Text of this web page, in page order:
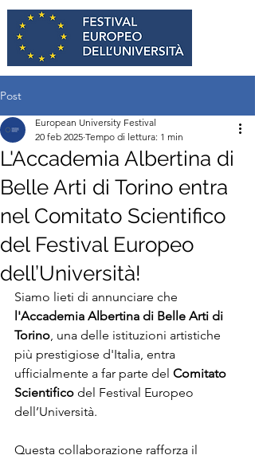
Post
L'Accademia Albertina di
Belle Arti di Torino entra
nel Comitato Scientifico
del Festival Europeo
dell’Università!
European University Festival
20 feb 2025 Tempo di lettura: 1 min
Siamo lieti di annunciare che
l'Accademia Albertina di Belle Arti di
Torino, una delle istituzioni artistiche
più prestigiose d'Italia, entra
ufficialmente a far parte del Comitato
Scientifico del Festival Europeo
dell’Università.
Questa collaborazione rafforza il